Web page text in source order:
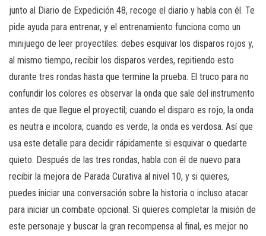
junto al Diario de Expedición 48, recoge el diario y habla con él. Te
pide ayuda para entrenar, y el entrenamiento funciona como un
minijuego de leer proyectiles: debes esquivar los disparos rojos y,
al mismo tiempo, recibir los disparos verdes, repitiendo esto
durante tres rondas hasta que termine la prueba. El truco para no
confundir los colores es observar la onda que sale del instrumento
antes de que llegue el proyectil; cuando el disparo es rojo, la onda
es neutra e incolora; cuando es verde, la onda es verdosa. Así que
usa este detalle para decidir rápidamente si esquivar o quedarte
quieto. Después de las tres rondas, habla con él de nuevo para
recibir la mejora de Parada Curativa al nivel 10, y si quieres,
puedes iniciar una conversación sobre la historia o incluso atacar
para iniciar un combate opcional. Si quieres completar la misión de
este personaje y buscar la gran recompensa al final, es mejor no